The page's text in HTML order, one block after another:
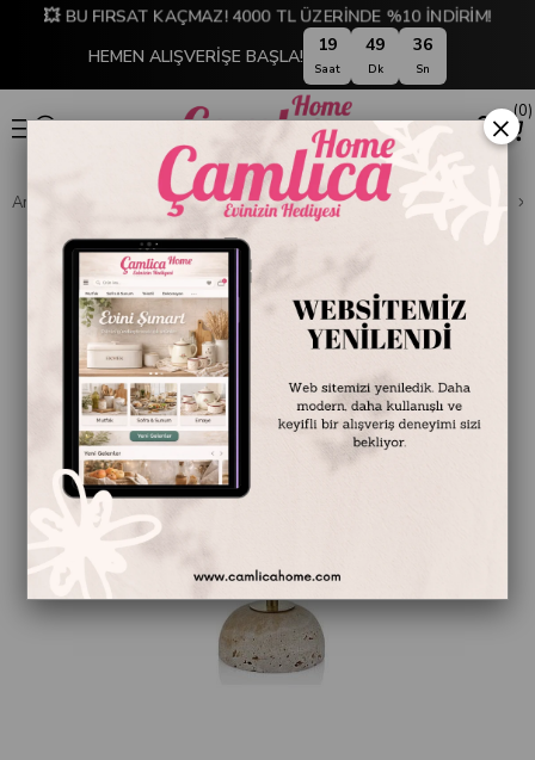
💥 BU FIRSAT KAÇMAZ! 4000 TL ÜZERİNDE %10 İNDİRİM!
HEMEN ALIŞVERİŞE BAŞLA! 19
Saat
49
Dk
36
Sn
0
Anasayfa DEKORASYON Ev Aksesuarları Dekoratif Obje ve Biblo
×